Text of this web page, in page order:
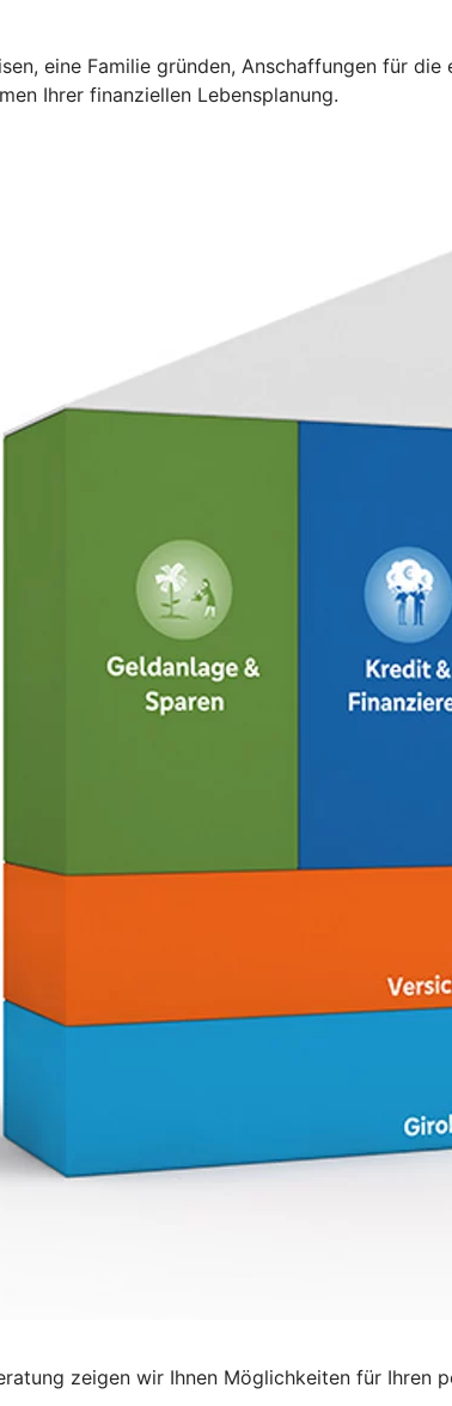
eine Familie gründen, Anschaffungen für
Ihrer finanziellen Lebensplanung.
zeigen wir Ihnen Möglichkeiten für Ihren